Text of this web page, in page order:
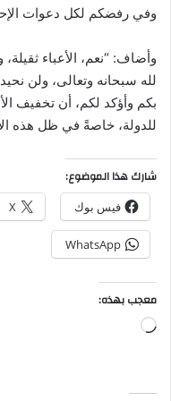
وفي رفضكم لكل دعوات
وأضاف: “نعم، الأعباء ثقيلة،
لله سبحانه وتعالى، ولن
بكم وأؤكد لكم، أن تخفيف
للدولة، خاصةً في ظل هذه
شارك هذا الموضوع:
فيس بوك X
WhatsApp
معجب بهذه:
جاري